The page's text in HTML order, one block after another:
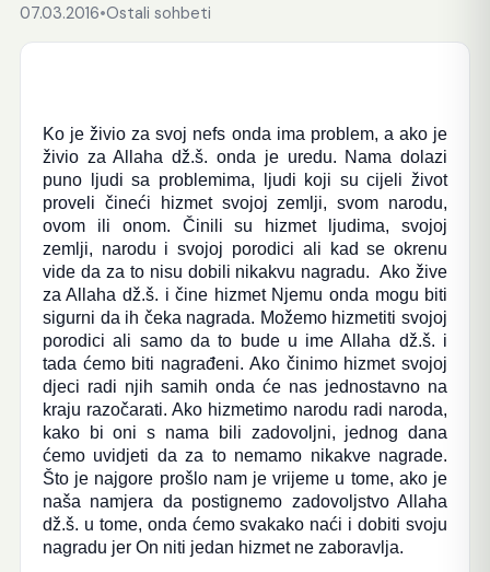
07.03.2016•Ostali sohbeti
Ko je živio za svoj nefs onda ima problem, a ako je
živio za Allaha dž.š. onda je uredu. Nama dolazi
puno ljudi sa problemima, ljudi koji su cijeli život
proveli čineći hizmet svojoj zemlji, svom narodu,
ovom ili onom. Činili su hizmet ljudima, svojoj
zemlji, narodu i svojoj porodici ali kad se okrenu
vide da za to nisu dobili nikakvu nagradu. Ako žive
za Allaha dž.š. i čine hizmet Njemu onda mogu biti
sigurni da ih čeka nagrada. Možemo hizmetiti svojoj
porodici ali samo da to bude u ime Allaha dž.š. i
tada ćemo biti nagrađeni. Ako činimo hizmet svojoj
djeci radi njih samih onda će nas jednostavno na
kraju razočarati. Ako hizmetimo narodu radi naroda,
kako bi oni s nama bili zadovoljni, jednog dana
ćemo uvidjeti da za to nemamo nikakve nagrade.
Što je najgore prošlo nam je vrijeme u tome, ako je
naša namjera da postignemo zadovoljstvo Allaha
dž.š. u tome, onda ćemo svakako naći i dobiti svoju
nagradu jer On niti jedan hizmet ne zaboravlja.